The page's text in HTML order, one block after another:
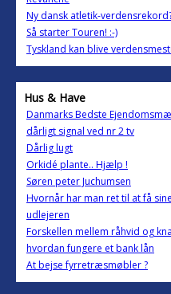
Ny dansk atletik-
Så starter Touren! :-)
Tyskland kan blive
Hus & Have
Danmarks Bedste
dårligt signal ved nr 2 tv
Dårlig lugt
Orkidé plante.. Hjælp !
Søren peter Juchumsen
Hvornår har man ret til at få
udlejeren
Forskellen mellem råhvid og
hvordan fungere et bank lån
At bejse fyrretræsmøbler ?